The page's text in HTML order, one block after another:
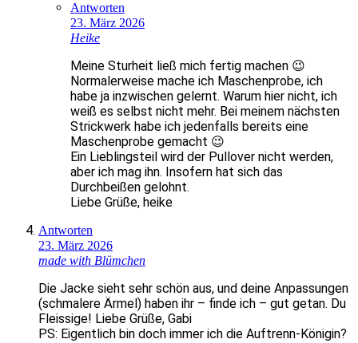
Antworten
23. März 2026
Heike
Meine Sturheit ließ mich fertig machen 😉
Normalerweise mache ich Maschenprobe, ich
habe ja inzwischen gelernt. Warum hier nicht, ich
weiß es selbst nicht mehr. Bei meinem nächsten
Strickwerk habe ich jedenfalls bereits eine
Maschenprobe gemacht 😉
Ein Lieblingsteil wird der Pullover nicht werden,
aber ich mag ihn. Insofern hat sich das
Durchbeißen gelohnt.
Liebe Grüße, heike
Antworten
23. März 2026
made with Blümchen
Die Jacke sieht sehr schön aus, und deine Anpassungen
(schmalere Ärmel) haben ihr – finde ich – gut getan. Du
Fleissige! Liebe Grüße, Gabi
PS: Eigentlich bin doch immer ich die Auftrenn-Königin?